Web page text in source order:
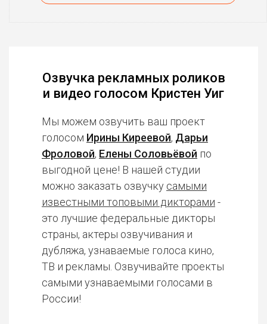
Озвучка рекламных роликов
и видео голосом Кристен Уиг
Мы можем озвучить ваш проект
голосом Ирины Киреевой, Дарьи
Фроловой, Елены Соловьёвой по
выгодной цене! В нашей студии
можно заказать озвучку самыми
известными топовыми дикторами -
это лучшие федеральные дикторы
страны, актеры озвучивания и
дубляжа, узнаваемые голоса кино,
ТВ и рекламы. Озвучивайте проекты
самыми узнаваемыми голосами в
России!